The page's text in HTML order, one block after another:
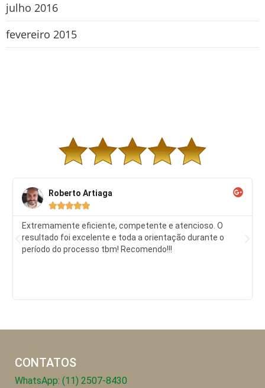
julho 2016
fevereiro 2015
Roberto Artiaga

Extremamente eficiente, competente e atencioso. O
resultado foi excelente e toda a orientação durante o
período do processo tbm! Recomendo!!!
CONTATOS
WhatsApp: (11) 2507-8430